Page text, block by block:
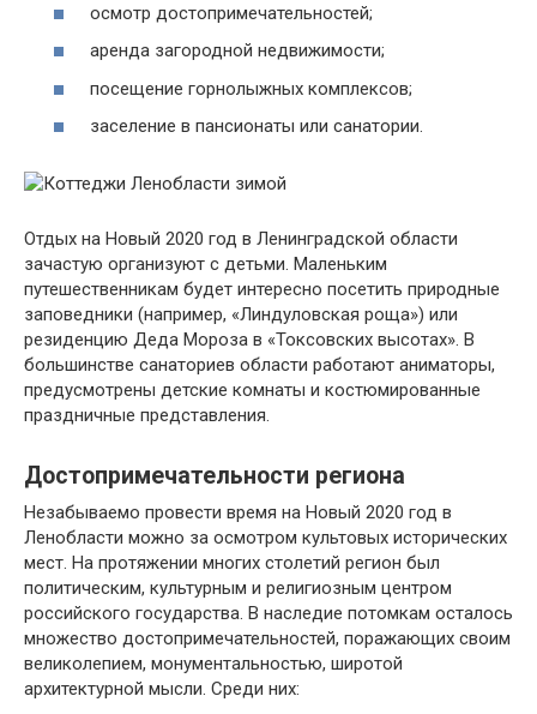
осмотр достопримечательностей;
аренда загородной недвижимости;
посещение горнолыжных комплексов;
заселение в пансионаты или санатории.
Отдых на Новый 2020 год в Ленинградской области
зачастую организуют с детьми. Маленьким
путешественникам будет интересно посетить природные
заповедники (например, «Линдуловская роща») или
резиденцию Деда Мороза в «Токсовских высотах». В
большинстве санаториев области работают аниматоры,
предусмотрены детские комнаты и костюмированные
праздничные представления.
Достопримечательности региона
Незабываемо провести время на Новый 2020 год в
Ленобласти можно за осмотром культовых исторических
мест. На протяжении многих столетий регион был
политическим, культурным и религиозным центром
российского государства. В наследие потомкам осталось
множество достопримечательностей, поражающих своим
великолепием, монументальностью, широтой
архитектурной мысли. Среди них: